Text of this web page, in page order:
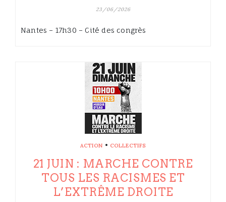
23/06/2026
Nantes – 17h30 – Cité des congrès
ACTION • COLLECTIFS
21 JUIN : MARCHE CONTRE
TOUS LES RACISMES ET
L’EXTRÊME DROITE